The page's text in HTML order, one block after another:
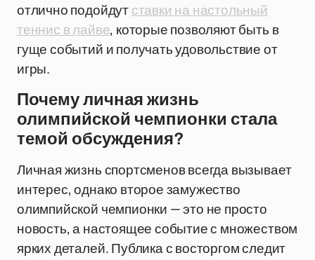
отлично подойдутставки на настольный
теннис в лайве, которые позволяют быть в
гуще событий и получать удовольствие от
игры.
Почему личная жизнь
олимпийской чемпионки стала
темой обсуждения?
Личная жизнь спортсменов всегда вызывает
интерес, однако второе замужество
олимпийской чемпионки — это не просто
новость, а настоящее событие с множеством
ярких деталей. Публика с восторгом следит